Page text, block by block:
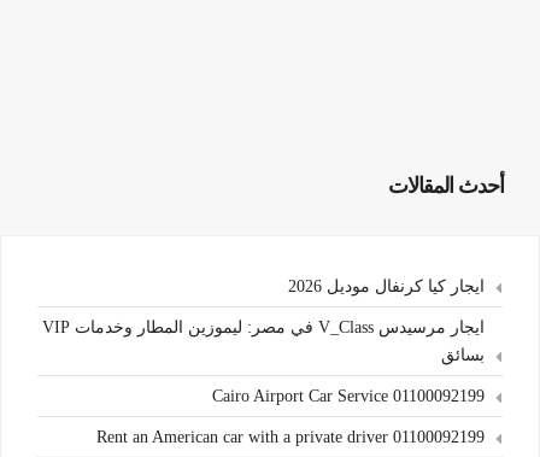
أحدث المقالات
ايجار كيا كرنفال موديل 2026
ايجار مرسيدس V_Class في مصر: ليموزين المطار وخدمات VIP
بسائق
Cairo Airport Car Service 01100092199
Rent an American car with a private driver 01100092199